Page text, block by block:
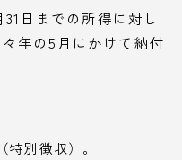
日までの所得に対し
年の5月にかけて納付
別徴収）。